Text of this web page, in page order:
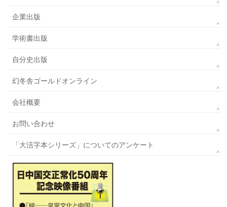
企業出版
学術書出版
自分史出版
幻冬舎ゴールドオンライン
会社概要
お問い合わせ
「大活字本シリーズ」についてのアンケート